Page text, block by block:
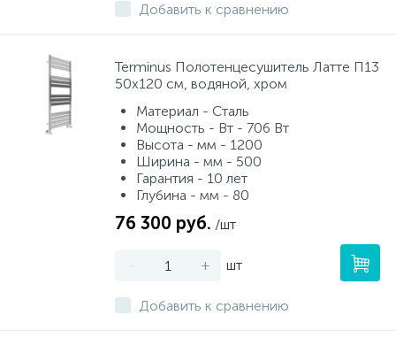
Добавить к сравнению
Terminus Полотенцесушитель Латте П13
50х120 см, водяной, хром
Материал - Сталь
Мощность - Вт - 706 Вт
Высота - мм - 1200
Ширина - мм - 500
Гарантия - 10 лет
Глубина - мм - 80
76 300 руб. /шт
- + шт
Добавить к сравнению